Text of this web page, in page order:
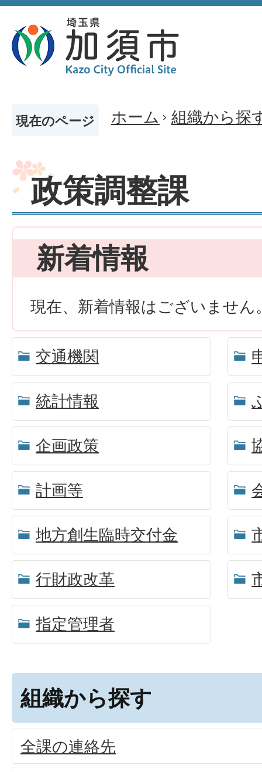
現在のページ ホーム 組織から探
政策調整課
新着情報
現在、新着情報はございません
交通機関
統計情報
企画政策
計画等
地方創生臨時交付金
行財政改革
指定管理者
組織から探す
全課の連絡先